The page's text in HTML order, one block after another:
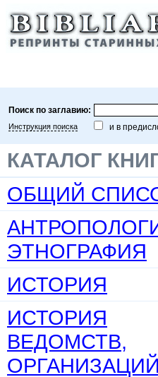
Поиск по заглавию:
Инструкция поиска и в
КАТАЛОГ
ОБЩИЙ
ЭТНОГРАФИЯ
ИСТОРИЯ
ИСТОРИЯ
ВЕДОМСТВ,